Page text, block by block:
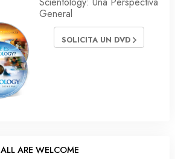
General
SOLICITA UN DVD
ALL ARE WELCOME